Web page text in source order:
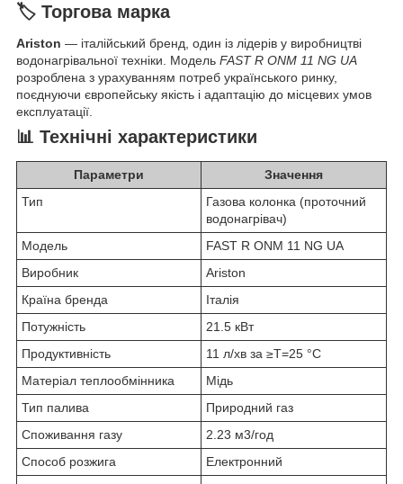
🏷 Торгова марка
Ariston — італійський бренд, один із лідерів у виробництві
водонагрівальної техніки. Модель FAST R ONM 11 NG UA
розроблена з урахуванням потреб українського ринку,
поєднуючи європейську якість і адаптацію до місцевих умов
експлуатації.
📊 Технічні характеристики
Параметри
Значення
Тип
Газова колонка (проточний
водонагрівач)
Модель
FAST R ONM 11 NG UA
Виробник
Ariston
Країна бренда
Італія
Потужність
21.5 кВт
Продуктивність
11 л/хв за ≥T=25 °C
Матеріал теплообмінника
Мідь
Тип палива
Природний газ
Споживання газу
2.23 м3/год
Способ розжига
Електронний